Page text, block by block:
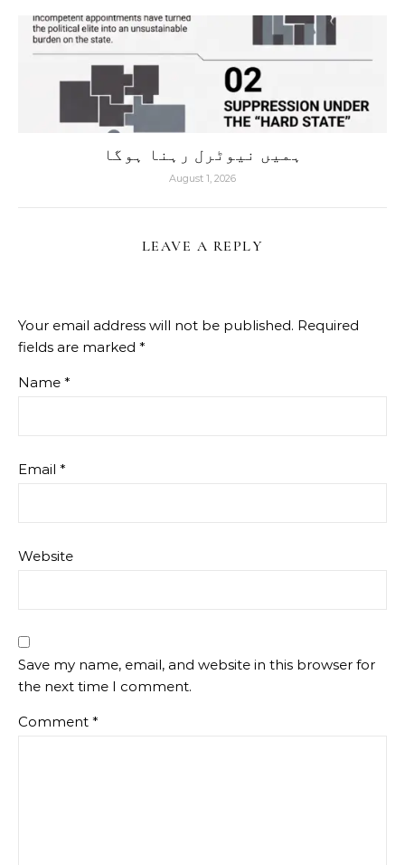
ہمیں نیوٹرل رہنا ہوگا
August 1, 2026
LEAVE A REPLY
Your email address will not be published. Required
fields are marked *
Name *
Email *
Website
Save my name, email, and website in this browser for
the next time I comment.
Comment *